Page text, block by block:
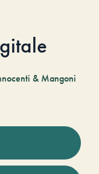
& Mangoni